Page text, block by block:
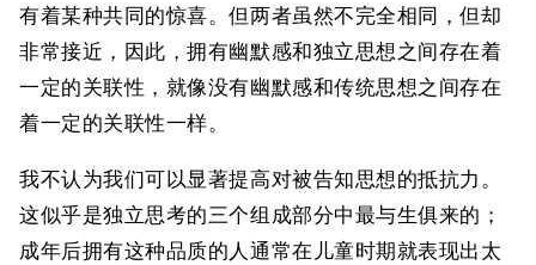
有着某种共同的惊喜。但两者虽然不完全相同，但却
非常接近，因此，拥有幽默感和独立思想之间存在着
一定的关联性，就像没有幽默感和传统思想之间存在
着一定的关联性一样。
我不认为我们可以显著提高对被告知思想的抵抗力。
这似乎是独立思考的三个组成部分中最与生俱来的；
成年后拥有这种品质的人通常在儿童时期就表现出太